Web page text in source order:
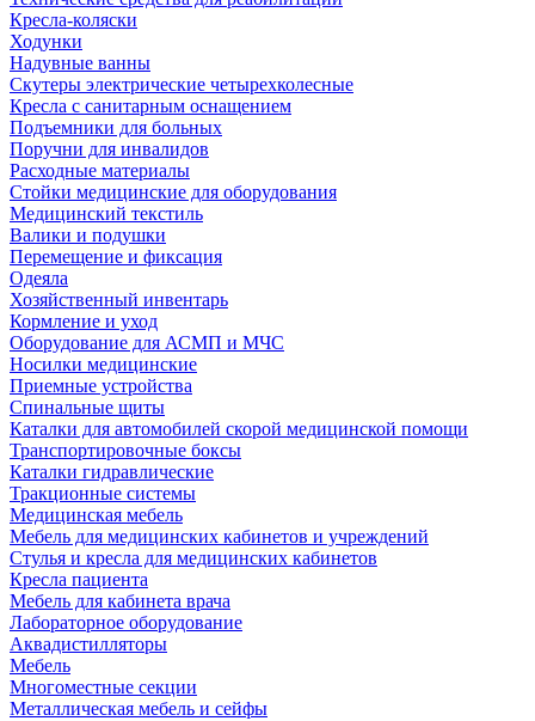
Кресла-коляски
Ходунки
Надувные ванны
Скутеры электрические четырехколесные
Кресла с санитарным оснащением
Подъемники для больных
Поручни для инвалидов
Расходные материалы
Стойки медицинские для оборудования
Медицинский текстиль
Валики и подушки
Перемещение и фиксация
Одеяла
Хозяйственный инвентарь
Кормление и уход
Оборудование для АСМП и МЧС
Носилки медицинские
Приемные устройства
Спинальные щиты
Каталки для автомобилей скорой медицинской помощи
Транспортировочные боксы
Каталки гидравлические
Тракционные системы
Медицинская мебель
Мебель для медицинских кабинетов и учреждений
Стулья и кресла для медицинских кабинетов
Кресла пациента
Мебель для кабинета врача
Лабораторное оборудование
Аквадистилляторы
Мебель
Многоместные секции
Металлическая мебель и сейфы